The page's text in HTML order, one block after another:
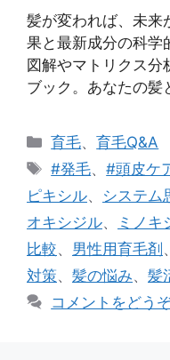
髪が変われば、未来
果と最新成分の科学
図解やマトリクス分
ブック。あなたの髪
カ
テ
リ
ー
育毛、育毛Q&A
タ
グ
#発毛、#頭皮ケ
ピキシル、 システム
オキシジル、 ミノキ
比較、 男性用育毛剤 、
対策、 髪の悩み、 髪
コメントをどう